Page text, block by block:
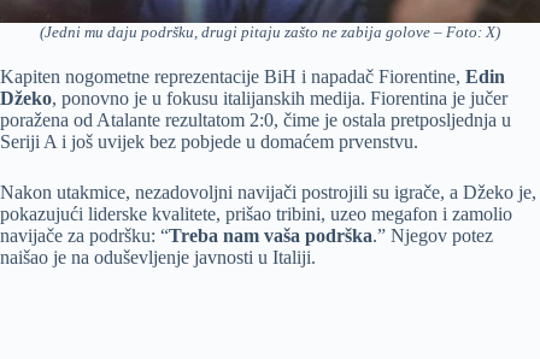
(Jedni mu daju podršku, drugi pitaju zašto ne zabija golove – Foto: X)
Kapiten nogometne reprezentacije BiH i napadač Fiorentine, Edin
Džeko, ponovno je u fokusu italijanskih medija. Fiorentina je jučer
poražena od Atalante rezultatom 2:0, čime je ostala pretposljednja u
Seriji A i još uvijek bez pobjede u domaćem prvenstvu.
Nakon utakmice, nezadovoljni navijači postrojili su igrače, a Džeko je,
pokazujući liderske kvalitete, prišao tribini, uzeo megafon i zamolio
navijače za podršku: “Treba nam vaša podrška.” Njegov potez
naišao je na oduševljenje javnosti u Italiji.